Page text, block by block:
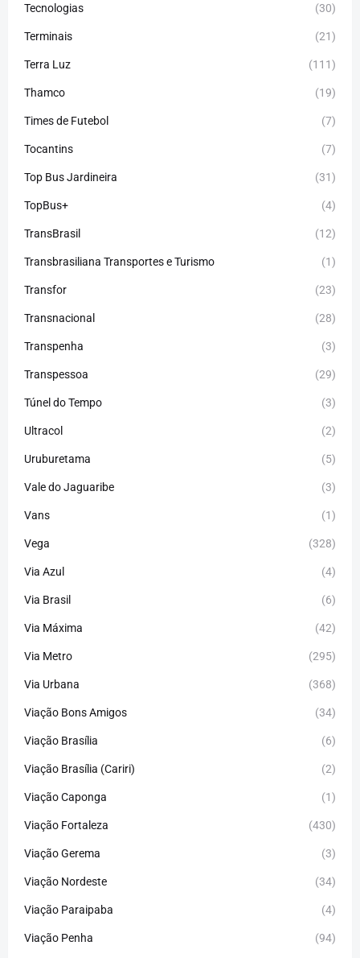
Tecnologias (30)
Terminais (21)
Terra Luz (111)
Thamco (19)
Times de Futebol (7)
Tocantins (7)
Top Bus Jardineira (31)
TopBus+ (4)
TransBrasil (12)
Transbrasiliana Transportes e Turismo (1)
Transfor (23)
Transnacional (28)
Transpenha (3)
Transpessoa (29)
Túnel do Tempo (3)
Ultracol (2)
Uruburetama (5)
Vale do Jaguaribe (3)
Vans (1)
Vega (328)
Via Azul (4)
Via Brasil (6)
Via Máxima (42)
Via Metro (295)
Via Urbana (368)
Viação Bons Amigos (34)
Viação Brasília (6)
Viação Brasília (Cariri) (2)
Viação Caponga (1)
Viação Fortaleza (430)
Viação Gerema (3)
Viação Nordeste (34)
Viação Paraipaba (4)
Viação Penha (94)